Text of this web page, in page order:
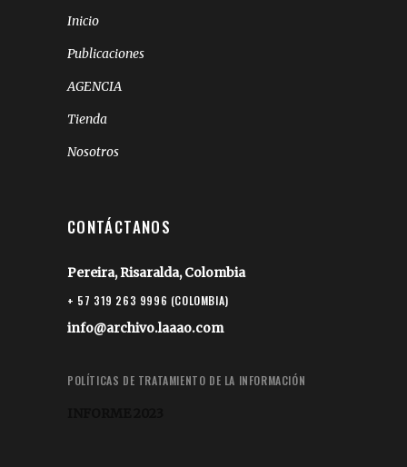
Inicio
Publicaciones
AGENCIA
Tienda
Nosotros
CONTÁCTANOS
Pereira, Risaralda, Colombia
+ 57 319 263 9996 (COLOMBIA)
info@archivo.laaao.com
POLÍTICAS DE TRATAMIENTO DE LA INFORMACIÓN